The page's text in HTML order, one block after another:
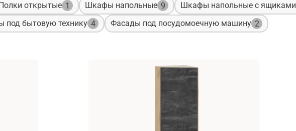
открытые 1 Шкафы напольные 9 Шкафы напольные с ящиками
под бытовую технику 4 Фасады под посудомоечную машину 2